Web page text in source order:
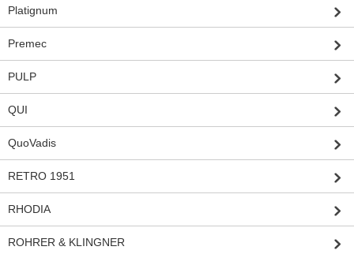
Platignum
Premec
PULP
QUI
QuoVadis
RETRO 1951
RHODIA
ROHRER & KLINGNER